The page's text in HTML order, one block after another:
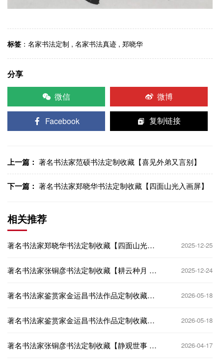
标签 ： 名家书法定制 , 名家书法真迹 , 郑晓华
分享
微信
微博
Facebook 复制链接
上一篇： 著名书法家范硕书法定制收藏【喜见外弟又言别】
下一篇： 著名书法家郑晓华书法定制收藏【四面山光入画屏】
相关推荐
著名书法家郑晓华书法定制收藏【四面山光入
2025-12-25
著名书法家张铜彦书法定制收藏【耕云种月 春
2025-12-24
著名书法家鉴赏家金运昌书法作品定制收藏
2026-05-18
著名书法家鉴赏家金运昌书法作品定制收藏
2026-05-18
著名书法家张铜彦书法定制收藏【静观世事 笑
2026-04-17